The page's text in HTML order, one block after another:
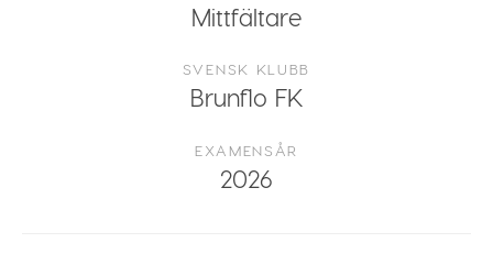
Mittfältare
SVENSK KLUBB
Brunflo FK
EXAMENSÅR
2026